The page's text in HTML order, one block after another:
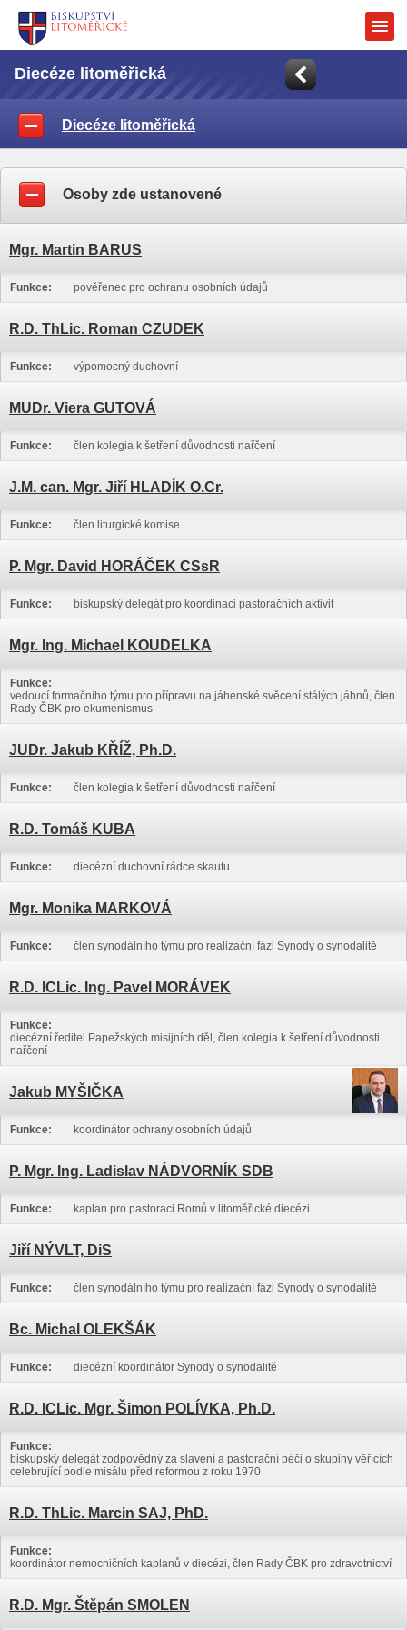
Diecéze litoměřická
Diecéze litoměřická
Osoby zde ustanovené
Mgr. Martin BARUS
Funkce: pověřenec pro ochranu osobních údajů
R.D. ThLic. Roman CZUDEK
Funkce: výpomocný duchovní
MUDr. Viera GUTOVÁ
Funkce: člen kolegia k šetření důvodnosti nařčení
J.M. can. Mgr. Jiří HLADÍK O.Cr.
Funkce: člen liturgické komise
P. Mgr. David HORÁČEK CSsR
Funkce: biskupský delegát pro koordinaci pastoračních aktivit
Mgr. Ing. Michael KOUDELKA
Funkce:
vedoucí formačního týmu pro přípravu na jáhenské svěcení stálých jáhnů, člen
Rady ČBK pro ekumenismus
JUDr. Jakub KŘÍŽ, Ph.D.
Funkce: člen kolegia k šetření důvodnosti nařčení
R.D. Tomáš KUBA
Funkce: diecézní duchovní rádce skautu
Mgr. Monika MARKOVÁ
Funkce: člen synodálního týmu pro realizační fázi Synody o synodalitě
R.D. ICLic. Ing. Pavel MORÁVEK
Funkce:
diecézní ředitel Papežských misijních děl, člen kolegia k šetření důvodnosti
nařčení
Jakub MYŠIČKA
Funkce: koordinátor ochrany osobních údajů
P. Mgr. Ing. Ladislav NÁDVORNÍK SDB
Funkce: kaplan pro pastoraci Romů v litoměřické diecézi
Jiří NÝVLT, DiS
Funkce: člen synodálního týmu pro realizační fázi Synody o synodalitě
Bc. Michal OLEKŠÁK
Funkce: diecézní koordinátor Synody o synodalitě
R.D. ICLic. Mgr. Šimon POLÍVKA, Ph.D.
Funkce:
biskupský delegát zodpovědný za slavení a pastorační péči o skupiny věřících
celebrující podle misálu před reformou z roku 1970
R.D. ThLic. Marcin SAJ, PhD.
Funkce:
koordinátor nemocničních kaplanů v diecézi, člen Rady ČBK pro zdravotnictví
R.D. Mgr. Štěpán SMOLEN